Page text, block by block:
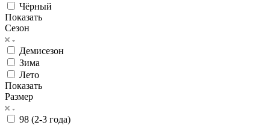
Чёрный
Показать
Сезон
Демисезон
Зима
Лето
Показать
Размер
98 (2-3 года)